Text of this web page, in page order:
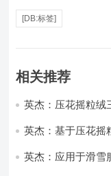
[DB:标签]
相关推荐
英杰：压花摇粒绒
英杰：基于压花摇
英杰：应用于滑雪